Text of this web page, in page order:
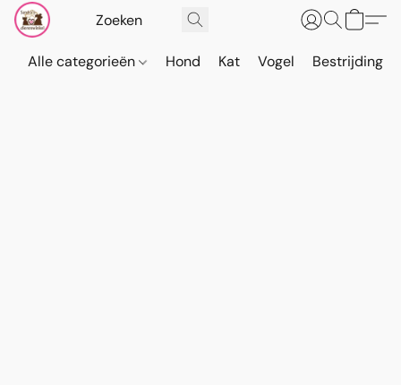
Alle categorieën Hond Kat Vogel Bestrijding